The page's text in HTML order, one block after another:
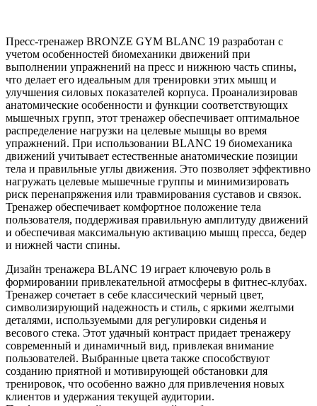
Пресс-тренажер BRONZE GYM BLANC 19 разработан с
учетом особенностей биомеханики движений при
выполнении упражнений на пресс и нижнюю часть спины,
что делает его идеальным для тренировки этих мышц и
улучшения силовых показателей корпуса. Проанализировав
анатомические особенности и функции соответствующих
мышечных групп, этот тренажер обеспечивает оптимальное
распределение нагрузки на целевые мышцы во время
упражнений. При использовании BLANC 19 биомеханика
движений учитывает естественные анатомические позиции
тела и правильные углы движения. Это позволяет эффективно
нагружать целевые мышечные группы и минимизировать
риск перенапряжения или травмирования суставов и связок.
Тренажер обеспечивает комфортное положение тела
пользователя, поддерживая правильную амплитуду движений
и обеспечивая максимальную активацию мышц пресса, бедер
и нижней части спины.
Дизайн тренажера BLANC 19 играет ключевую роль в
формировании привлекательной атмосферы в фитнес-клубах.
Тренажер сочетает в себе классический черный цвет,
символизирующий надежность и стиль, с яркими желтыми
деталями, используемыми для регулировки сиденья и
весового стека. Этот удачный контраст придает тренажеру
современный и динамичный вид, привлекая внимание
пользователей. Выбранные цвета также способствуют
созданию приятной и мотивирующей обстановки для
тренировок, что особенно важно для привлечения новых
клиентов и удержания текущей аудитории.